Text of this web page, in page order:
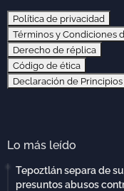
Política de privacidad
Términos y Condiciones
Derecho de réplica
Código de ética
Declaración de Principios
Lo más leído
Tepoztlán separa de
presuntos abusos